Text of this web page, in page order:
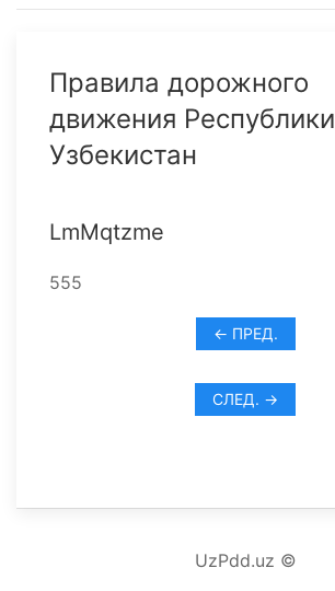
Правила дорожного
движения Республики
Узбекистан
LmMqtzme
555
← ПРЕД.
СЛЕД. →
UzPdd.uz ©